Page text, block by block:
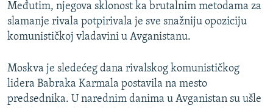
Međutim, njegova sklonost ka brutalnim metodama za
slamanje rivala potpirivala je sve snažniju opoziciju
komunističkoj vladavini u Avganistanu.
Moskva je sledećeg dana rivalskog komunističkog
lidera Babraka Karmala postavila na mesto
predsednika. U narednim danima u Avganistan su ušle